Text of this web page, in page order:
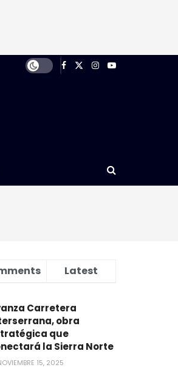
Latest
Carretera
obra
que
la Sierra Norte
15, 2025